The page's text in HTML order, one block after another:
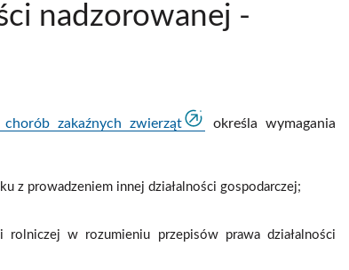
nadzorowanej -
zakaźnych zwierząt
określa wymagania
z prowadzeniem innej działalności gospodarczej;
w rozumieniu przepisów prawa działalności